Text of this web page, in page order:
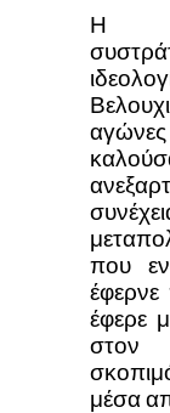
Η
που
έφερνε
έφερε
στον
μέσα